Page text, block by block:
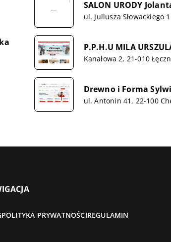
SALON URODY
ul. Juliusza Słowackiego
P.P.H.U MILA
Kanałowa 2, 21-010
Drewno i Forma
ul. Antonin 41, 22-100
POLITYKA PRYWATNOŚCIREGULAMIN